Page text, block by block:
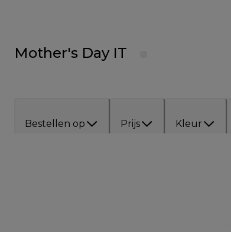
Mother's Day IT
Bestellen op Prijs Kleur